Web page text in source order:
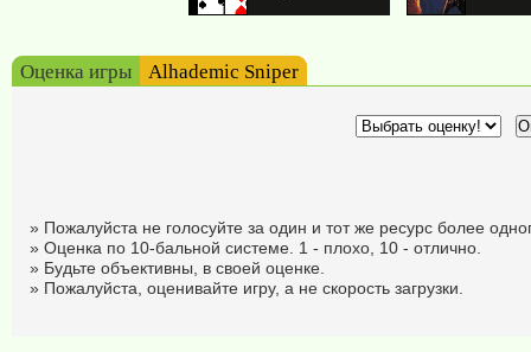
Оценка игры Alhademic Sniper
» Пожалуйста не голосуйте за один и тот же ресурс более
» Оценка по 10-бальной системе. 1 - плохо, 10 - отлично.
» Будьте объективны, в своей оценке.
» Пожалуйста, оценивайте игру, а не скорость загрузки.